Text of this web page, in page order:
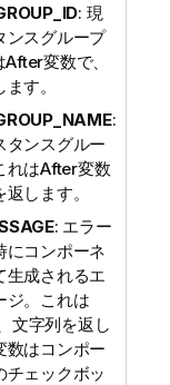
: 現
ンスグループ
変数で、
す。
:
タンスグルー
れはAfter変数
します。
: エラー
にコンポーネ
生成されるエ
ジ。これは
文字列を返し
数はコンポー
チェックボッ